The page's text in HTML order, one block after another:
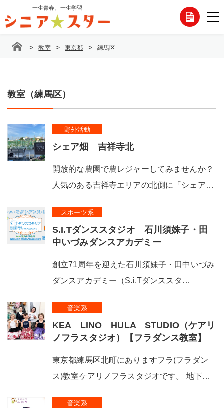
テ
一生青春、一生学習
各
> 教室 > 東京都 > 練馬区
教室（練馬区）
野外活動
シェア畑 吉祥寺北
開放的な農園で農レジャーしてみませんか？
人気のある吉祥寺エリアの北側に「シェア…
スポーツ系
S.I.Tダンススタジオ 石川須姝子・田
中いづみダンスアカデミー
創立71周年を迎えた石川須妹子・田中いづみ
ダンスアカデミー（S.i.Tダンススタ…
音楽系
KEA LINO HULA STUDIO（ケアリ
ノフラスタジオ）【フラダンス教室】
東京都練馬区北町にありますフラ(フラダン
ス)教室ケアリノフラスタジオです。 地下…
音楽系